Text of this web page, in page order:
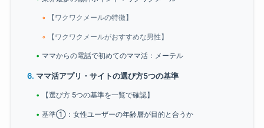
【ワクワクメールの特徴】
【ワクワクメールがおすすめな男性】
ママからの電話で初めてのママ活：メーテル
ママ活アプリ・サイトの選び方5つの基準
【選び方 5つの基準を一覧で確認】
基準①：女性ユーザーの年齢層が目的と合うか